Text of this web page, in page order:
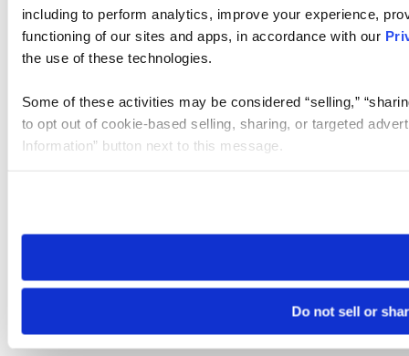
including to perform analytics, improve your experience,
functioning of our sites and apps, in accordance with our
the use of these technologies.
Some of these activities may be considered “selling,”
to opt out of cookie-based selling, sharing, or targeted
Information” button next to this message.
need to be set again.
Do not sell or